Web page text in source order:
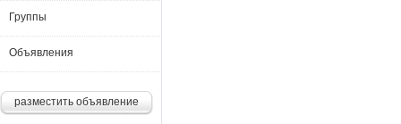
Группы
Объявления
разместить объявление